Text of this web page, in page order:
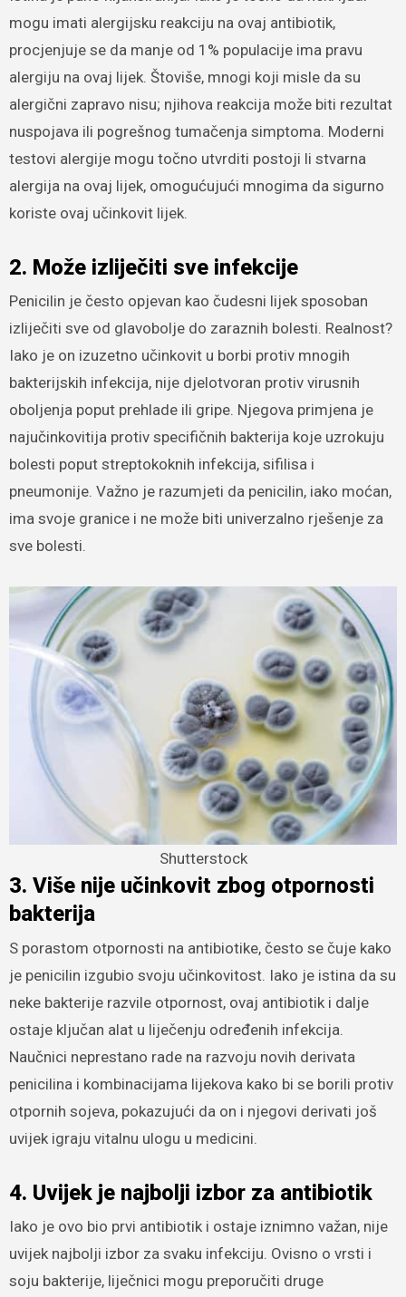
mogu imati alergijsku reakciju na ovaj antibiotik,
procjenjuje se da manje od 1% populacije ima pravu
alergiju na ovaj lijek. Štoviše, mnogi koji misle da su
alergični zapravo nisu; njihova reakcija može biti rezultat
nuspojava ili pogrešnog tumačenja simptoma. Moderni
testovi alergije mogu točno utvrditi postoji li stvarna
alergija na ovaj lijek, omogućujući mnogima da sigurno
koriste ovaj učinkovit lijek.
2. Može izliječiti sve infekcije
Penicilin je često opjevan kao čudesni lijek sposoban
izliječiti sve od glavobolje do zaraznih bolesti. Realnost?
Iako je on izuzetno učinkovit u borbi protiv mnogih
bakterijskih infekcija, nije djelotvoran protiv virusnih
oboljenja poput prehlade ili gripe. Njegova primjena je
najučinkovitija protiv specifičnih bakterija koje uzrokuju
bolesti poput streptokoknih infekcija, sifilisa i
pneumonije. Važno je razumjeti da penicilin, iako moćan,
ima svoje granice i ne može biti univerzalno rješenje za
sve bolesti.
Shutterstock
3. Više nije učinkovit zbog otpornosti
bakterija
S porastom otpornosti na antibiotike, često se čuje kako
je penicilin izgubio svoju učinkovitost. Iako je istina da su
neke bakterije razvile otpornost, ovaj antibiotik i dalje
ostaje ključan alat u liječenju određenih infekcija.
Naučnici neprestano rade na razvoju novih derivata
penicilina i kombinacijama lijekova kako bi se borili protiv
otpornih sojeva, pokazujući da on i njegovi derivati još
uvijek igraju vitalnu ulogu u medicini.
4. Uvijek je najbolji izbor za antibiotik
Iako je ovo bio prvi antibiotik i ostaje iznimno važan, nije
uvijek najbolji izbor za svaku infekciju. Ovisno o vrsti i
soju bakterije, liječnici mogu preporučiti druge